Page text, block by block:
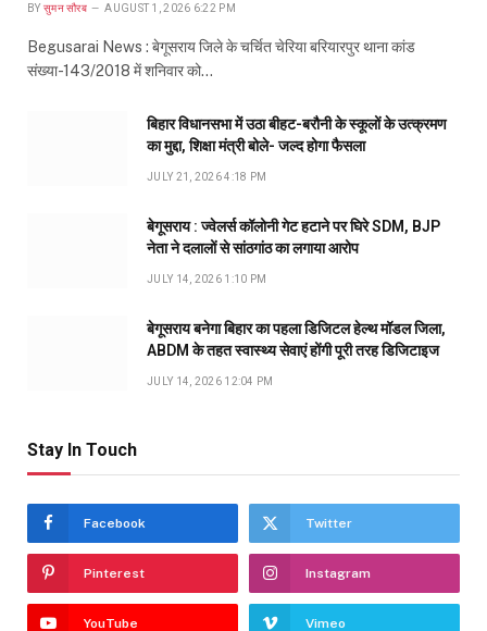
BY सुमन सौरब AUGUST 1, 2026 6:22 PM
Begusarai News : बेगूसराय जिले के चर्चित चेरिया बरियारपुर थाना कांड
संख्या-143/2018 में शनिवार को…
बिहार विधानसभा में उठा बीहट-बरौनी के स्कूलों के उत्क्रमण
का मुद्दा, शिक्षा मंत्री बोले- जल्द होगा फैसला
JULY 21, 2026 4:18 PM
बेगूसराय : ज्वेलर्स कॉलोनी गेट हटाने पर घिरे SDM, BJP
नेता ने दलालों से सांठगांठ का लगाया आरोप
JULY 14, 2026 1:10 PM
बेगूसराय बनेगा बिहार का पहला डिजिटल हेल्थ मॉडल जिला,
ABDM के तहत स्वास्थ्य सेवाएं होंगी पूरी तरह डिजिटाइज
JULY 14, 2026 12:04 PM
Stay In Touch
Facebook Twitter
Pinterest Instagram
YouTube Vimeo